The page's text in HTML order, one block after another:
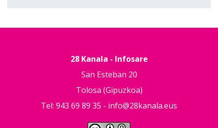
28 Kanala - Infosare
San Esteban 20
Tolosa (Gipuzkoa)
Tel: 943 69 89 35 - info@28kanala.eus